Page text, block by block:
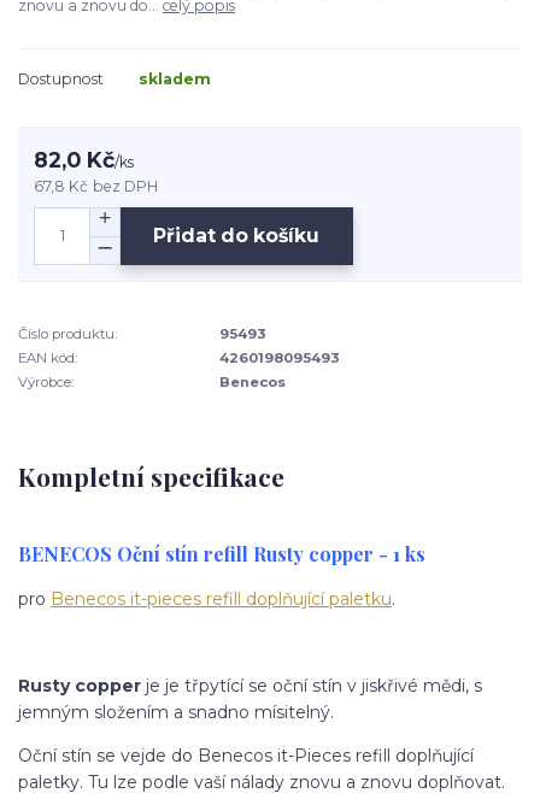
znovu a znovu do... celý popis
Dostupnost skladem
82,0 Kč/ks
67,8 Kč bez DPH
Přidat do košíku
Číslo produktu:
95493
EAN kód:
4260198095493
Výrobce:
Benecos
Kompletní specifikace
BENECOS Oční stín refill Rusty copper - 1 ks
pro Benecos it-pieces refill doplňující paletku.
Rusty copper je je třpytící se oční stín v jiskřivé mědi, s
jemným složením a snadno mísitelný.
Oční stín se vejde do Benecos it-Pieces refill doplňující
paletky. Tu lze podle vaší nálady znovu a znovu doplňovat.